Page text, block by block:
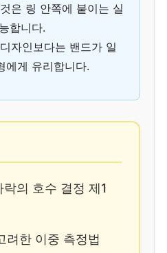
은 링 안쪽에 붙이는 실
합니다.
자인보다는 밴드가 일
에게 유리합니다.
락의 호수 결정 제1
려한 이중 측정법